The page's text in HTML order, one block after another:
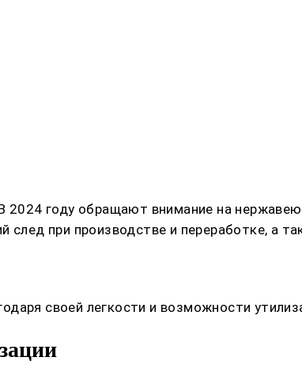
2024 году обращают внимание на
при производстве и переработке, а
своей легкости и возможности